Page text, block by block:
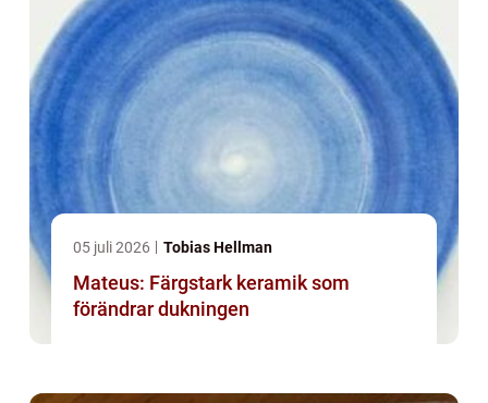
05 juli 2026 Tobias Hellman
Mateus: Färgstark keramik som
förändrar dukningen